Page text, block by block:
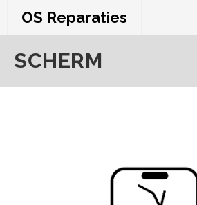
OS Reparaties
SCHERM